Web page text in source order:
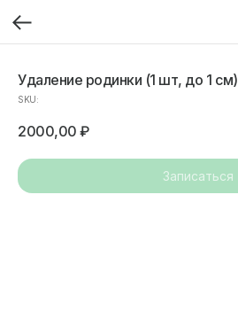
Удаление родинки (1 шт, до 1 см)
SKU:
2000,00 ₽
Записаться